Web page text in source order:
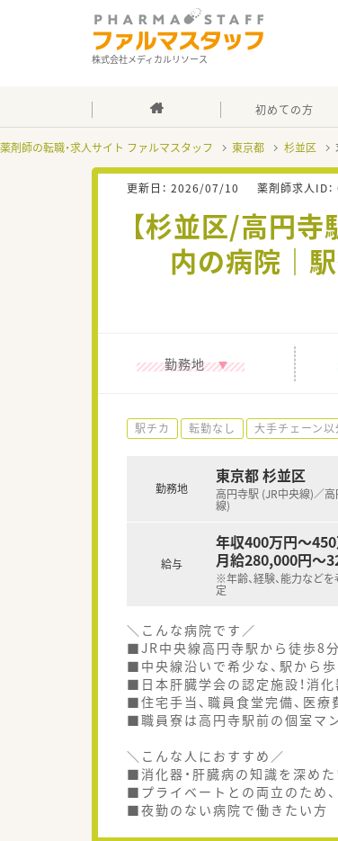
株式会社メディカルリソース
初めての方
薬剤師の転職・求人サイト ファルマスタッフ 東京都 杉並区
更新日： 2026/07/10 薬剤師求人ID：
【杉並区/高円
内の病院｜
勤務地
駅チカ 転勤なし 大手チェーン以
勤務地
東京都 杉並区
高円寺駅 (JR中央線)／高
線)
給与
年収400万円～
月給280,000円～
※年齢、経験、能力など
定
＼こんな病院です／
■JR中央線高円寺駅から徒歩8
■中央線沿いで希少な、駅から歩
■日本肝臓学会の認定施設！消化
■住宅手当、職員食堂完備、医療
■職員寮は高円寺駅前の個室マ
＼こんな人におすすめ／
■消化器・肝臓病の知識を深め
■プライベートとの両立のため
■夜勤のない病院で働きたい方